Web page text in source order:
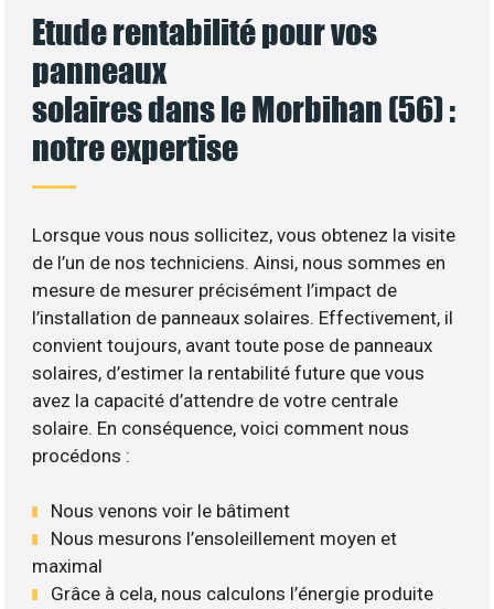
Etude rentabilité pour vos
panneaux
solaires dans le Morbihan (56) :
notre expertise
Lorsque vous nous sollicitez, vous obtenez la visite
de l’un de nos techniciens. Ainsi, nous sommes en
mesure de mesurer précisément l’impact de
l’installation de panneaux solaires. Effectivement, il
convient toujours, avant toute pose de panneaux
solaires, d’estimer la rentabilité future que vous
avez la capacité d’attendre de votre centrale
solaire. En conséquence, voici comment nous
procédons :
Nous venons voir le bâtiment
Nous mesurons l’ensoleillement moyen et
maximal
Grâce à cela, nous calculons l’énergie produite